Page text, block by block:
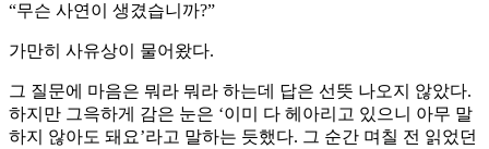
“무슨 사연이 생겼습니까?”
가만히 사유상이 물어왔다.
그 질문에 마음은 뭐라 뭐라 하는데 답은 선뜻 나오지 않았다.
하지만 그윽하게 감은 눈은 ‘이미 다 헤아리고 있으니 아무 말
하지 않아도 돼요’라고 말하는 듯했다. 그 순간 며칠 전 읽었던